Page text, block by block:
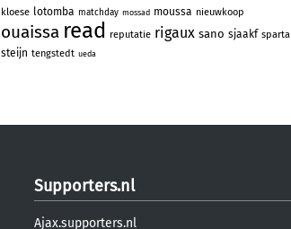
kloese lotomba matchday mossad moussa nieuwkoop
ouaissa read reputatie rigaux sano sjaakf sparta
steijn tengstedt ueda
Supporters.nl
Ajax.supporters.nl